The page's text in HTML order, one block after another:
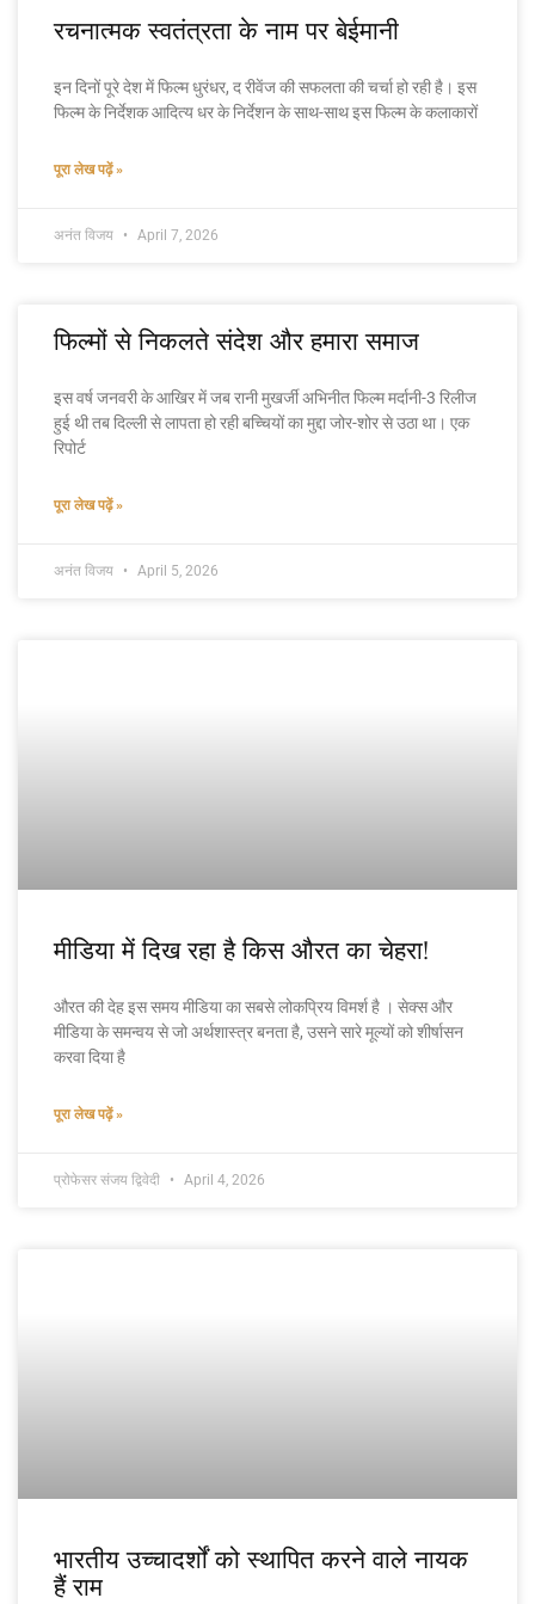
रचनात्मक स्वतंत्रता के नाम पर बेईमानी
इन दिनों पूरे देश में फिल्म धुरंधर, द रीवेंज की सफलता की चर्चा हो रही है। इस
फिल्म के निर्देशक आदित्य धर के निर्देशन के साथ-साथ इस फिल्म के कलाकारों
पूरा लेख पढ़ें »
अनंत विजय April 7, 2026
फिल्मों से निकलते संदेश और हमारा समाज
इस वर्ष जनवरी के आखिर में जब रानी मुखर्जी अभिनीत फिल्म मर्दानी-3 रिलीज
हुई थी तब दिल्ली से लापता हो रही बच्चियों का मुद्दा जोर-शोर से उठा था। एक
रिपोर्ट
पूरा लेख पढ़ें »
अनंत विजय April 5, 2026
मीडिया में दिख रहा है किस औरत का चेहरा!
औरत की देह इस समय मीडिया का सबसे लोकप्रिय विमर्श है । सेक्स और
मीडिया के समन्वय से जो अर्थशास्त्र बनता है, उसने सारे मूल्यों को शीर्षासन
करवा दिया है
पूरा लेख पढ़ें »
प्रोफेसर संजय द्विवेदी April 4, 2026
भारतीय उच्चादर्शों को स्थापित करने वाले नायक
हैं राम